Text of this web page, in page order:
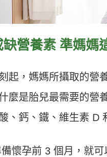
營養素 準媽媽
起，媽媽所攝取的營
麼是胎兒最需要的營
、鈣、鐵、維生素 D
懷孕前 3 個月，就